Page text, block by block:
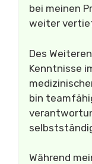
bei meinen
weiter
Des
Kenntnisse
bin
Während